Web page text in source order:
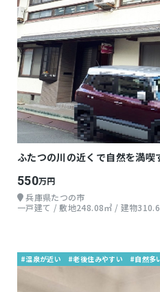
ふたつの川の近くで自然を満喫
550万円
兵庫県たつの市
一戸建て / 敷地248.08㎡ / 建物
#温泉が近い #老後住みやすい #自然多